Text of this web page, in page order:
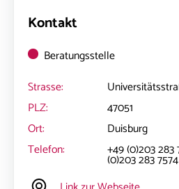
Kontakt
Beratungsstelle
Strasse:
PLZ:
47051
Ort:
Duisburg
Telefon:
+49 (0)203
(0)203 283 7574